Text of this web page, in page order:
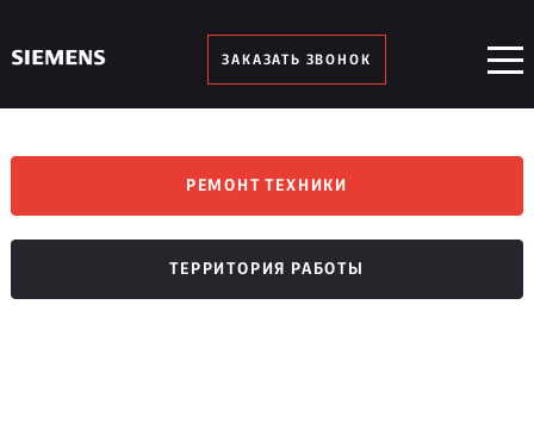
ЗАКАЗАТЬ ЗВОНОК
РЕМОНТ ТЕХНИКИ
ТЕРРИТОРИЯ РАБОТЫ